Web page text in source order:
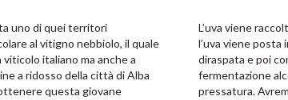
uno di quei territori
al vitigno nebbiolo, il quale
italiano ma anche a
a ridosso della città di Alba
questa giovane
L’uva viene
l’uva viene posta
diraspata e poi
fermentazione
pressatura.